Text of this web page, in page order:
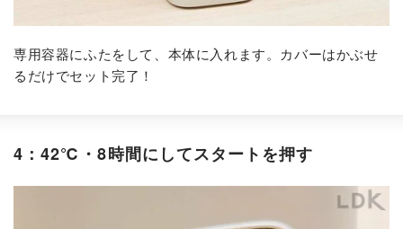
専用容器にふたをして、本体に入れます。カバーはかぶせ
るだけでセット完了！
4：42℃・8時間にしてスタートを押す